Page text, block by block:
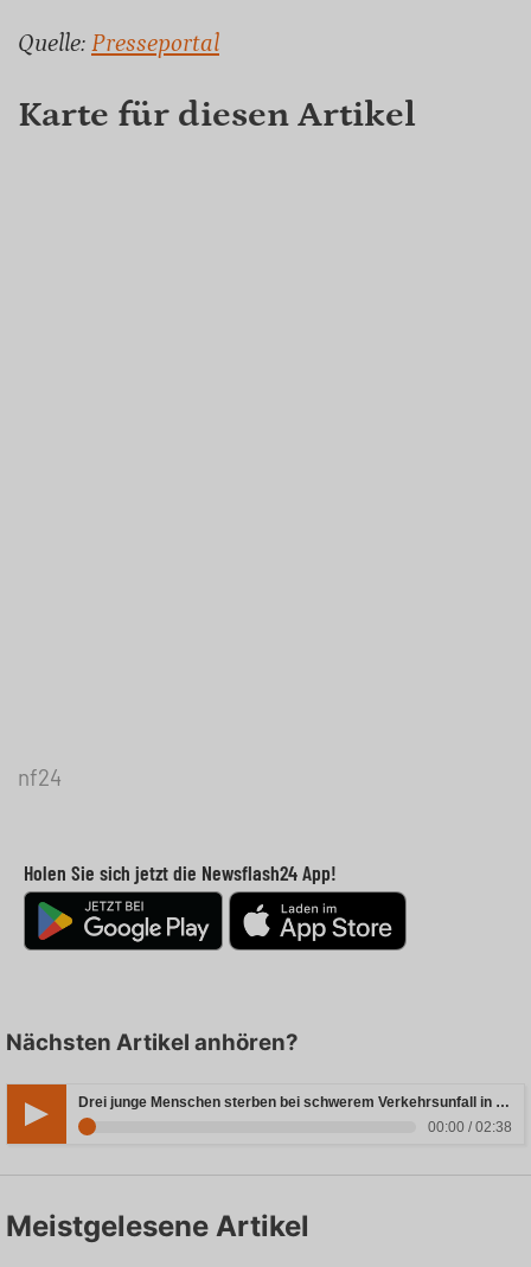
Quelle: Presseportal
Karte für diesen Artikel
nf24
Holen Sie sich jetzt die Newsflash24 App!
Nächsten Artikel anhören?
Drei junge Menschen sterben bei schwerem Verkehrsunfall in Rheinland-Pfalz
00:00 / 02:38
Meistgelesene Artikel